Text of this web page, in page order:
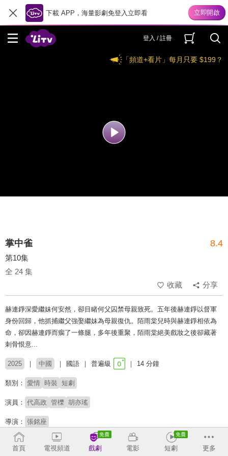
下載 APP，海量影劇免登入立即看
登入 / 註冊
「頻道+看片」每月只要 $199？
掌中雀 8.4
第10集
全 24 集
收藏
分享
赫連錚深愛繼妹何安然，卻目睹何父囚禁母親致死。五年後赫連錚以督軍
身份回歸，他抓捕繼父強娶繼妹為母親復仇。陌雨棠兒時與赫連錚相依為
命，卻因赫連錚而瘸了一條腿，多年後重聚，陌雨棠絕美戲妝之後卻藏著
刺骨恨意...
2025 中國 國語 普遍級 14 分鐘
類別： 愛情 時裝 短劇
演員： 代高政 管櫟 胡亦瑤
導演： 張銘座
# 姨母笑 # 短劇推薦 # 熱門短劇# 免費短劇
# 禁忌戀
首頁
電視頻道 戲劇 電影 短劇 更多